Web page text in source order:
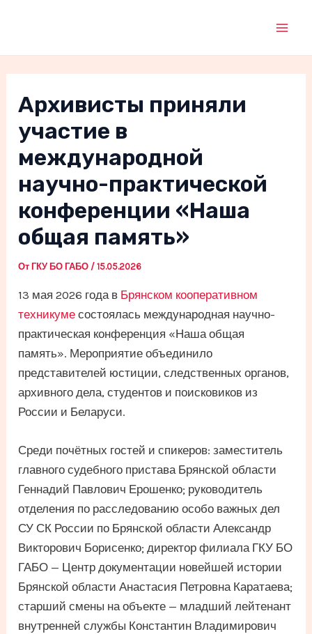
Архивисты приняли
участие в
международной
научно-практической
конференции «Наша
общая память»
От ГКУ БО ГАБО /15.05.2026
13 мая 2026 года в Брянском кооперативном
техникуме состоялась международная научно-
практическая конференция «Наша общая
память». Мероприятие объединило
представителей юстиции, следственных органов,
архивного дела, студентов и поисковиков из
России и Беларуси.
Среди почётных гостей и спикеров: заместитель
главного судебного пристава Брянской области
Геннадий Павлович Ерошенко; руководитель
отделения по расследованию особо важных дел
СУ СК России по Брянской области Александр
Викторович Борисенко; директор филиала ГКУ БО
ГАБО — Центр документации новейшей истории
Брянской области Анастасия Петровна Каратаева;
старший смены на объекте — младший лейтенант
внутренней службы Константин Владимирович